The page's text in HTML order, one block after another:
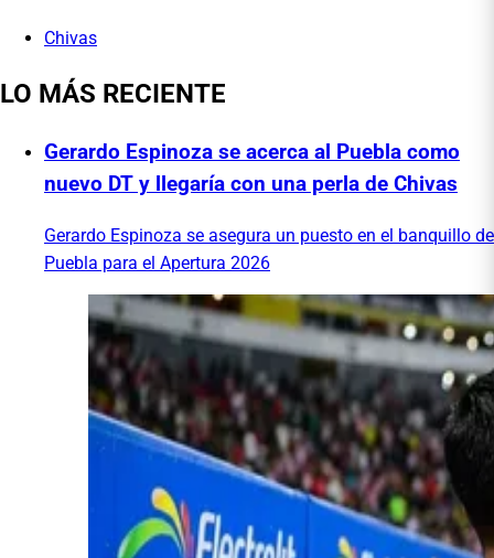
Chivas
LO MÁS RECIENTE
Gerardo Espinoza se acerca al Puebla como
nuevo DT y llegaría con una perla de Chivas
Gerardo Espinoza se asegura un puesto en el banquillo de
Puebla para el Apertura 2026